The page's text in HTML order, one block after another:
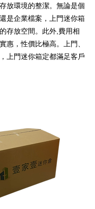
放環境的整潔。無論是個
是企業檔案，上門迷你箱
存放空間。此外,費用相
惠，性價比極高。上門、
上門迷你箱定都滿足客戶